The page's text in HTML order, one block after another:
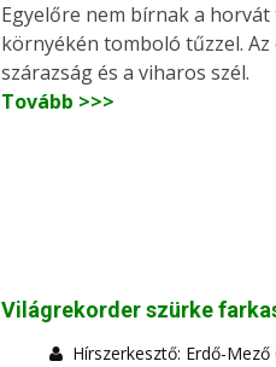
Egyelőre nem bírnak a
környékén tomboló tűzzel.
szárazság és a viharos szél.
Tovább >>>
Világrekorder szürke
Hírszerkesztő: Erdő-Mező